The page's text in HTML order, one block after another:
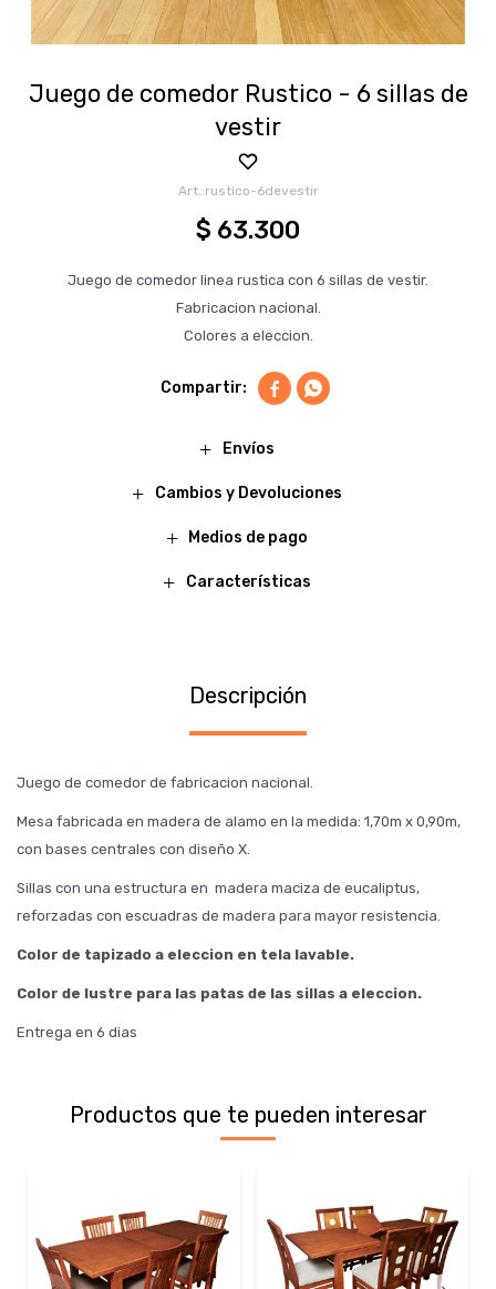
Juego de comedor Rustico - 6 sillas de
vestir
rustico-6devestir
$ 63.300
Juego de comedor linea rustica con 6 sillas de vestir.
Fabricacion nacional.
Colores a eleccion.
 
Envíos
Cambios y Devoluciones
Medios de pago
Características
Descripción
Juego de comedor de fabricacion nacional.
Mesa fabricada en madera de alamo en la medida: 1,70m x 0,90m,
con bases centrales con diseño X.
Sillas con una estructura en madera maciza de eucaliptus,
reforzadas con escuadras de madera para mayor resistencia.
Color de tapizado a eleccion en tela lavable.
Color de lustre para las patas de las sillas a eleccion.
Entrega en 6 dias
Productos que te pueden interesar